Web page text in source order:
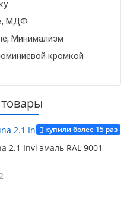
МДФ
Минимализм
кромкой
купили более 15 раз
2.1 Invi эмаль RAL 9001